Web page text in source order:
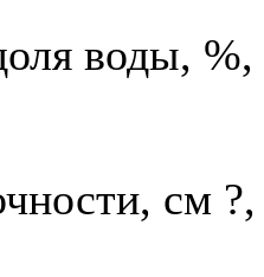
воды, %,
см ?,